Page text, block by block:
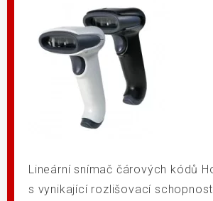
Lineární snímač čárových kódů
s vynikající rozlišovací